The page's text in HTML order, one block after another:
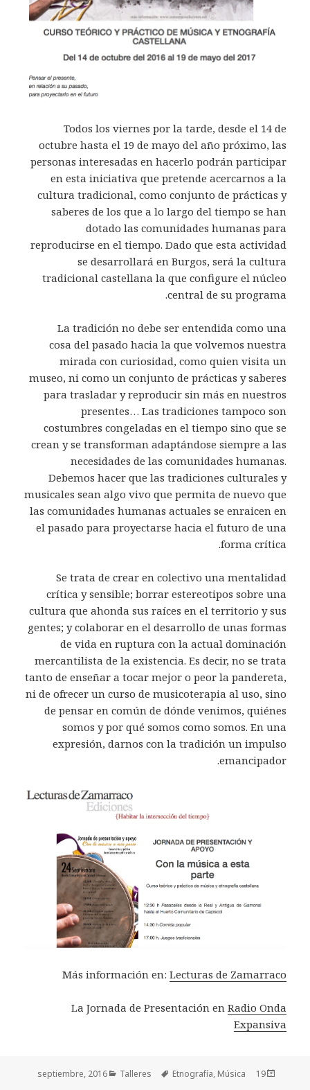
Todos los viernes por la tarde, desde el 14 de
octubre hasta el 19 de mayo del año próximo, las
personas interesadas en hacerlo podrán participar
en esta iniciativa que pretende acercarnos a la
cultura tradicional, como conjunto de prácticas y
saberes de los que a lo largo del tiempo se han
dotado las comunidades humanas para
reproducirse en el tiempo. Dado que esta actividad
se desarrollará en Burgos, será la cultura
tradicional castellana la que configure el núcleo
central de su programa.
La tradición no debe ser entendida como una
cosa del pasado hacia la que volvemos nuestra
mirada con curiosidad, como quien visita un
museo, ni como un conjunto de prácticas y saberes
para trasladar y reproducir sin más en nuestros
presentes… Las tradiciones tampoco son
costumbres congeladas en el tiempo sino que se
crean y se transforman adaptándose siempre a las
necesidades de las comunidades humanas.
Debemos hacer que las tradiciones culturales y
musicales sean algo vivo que permita de nuevo que
las comunidades humanas actuales se enraicen en
el pasado para proyectarse hacia el futuro de una
forma crítica.
Se trata de crear en colectivo una mentalidad
crítica y sensible; borrar estereotipos sobre una
cultura que ahonda sus raíces en el territorio y sus
gentes; y colaborar en el desarrollo de unas formas
de vida en ruptura con la actual dominación
mercantilista de la existencia. Es decir, no se trata
tanto de enseñar a tocar mejor o peor la pandereta,
ni de ofrecer un curso de musicoterapia al uso, sino
de pensar en común de dónde venimos, quiénes
somos y por qué somos como somos. En una
expresión, darnos con la tradición un impulso
emancipador.
Más información en: Lecturas de Zamarraco
La Jornada de Presentación en Radio Onda
Expansiva
Publicado
19 septiembre, 2016
Categorías TalleresEtiquetas Etnografía, Música